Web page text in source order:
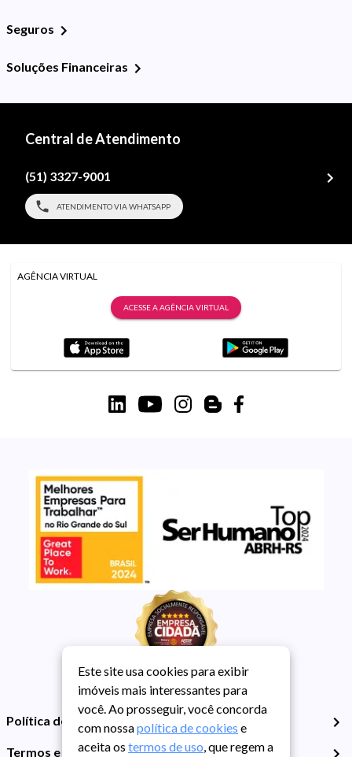
Seguros
Soluções Financeiras
Central de Atendimento
(51) 3327-9001
ATENDIMENTO VIA WHATSAPP
AGÊNCIA VIRTUAL
ACESSE A AGÊNCIA VIRTUAL
Política de Privacidade
Termos e Condições de Uso
Este site usa cookies para exibir
imóveis mais interessantes para
você. Ao prosseguir, você concorda
com nossapolítica de cookies e
aceita os termos de uso, que regem a